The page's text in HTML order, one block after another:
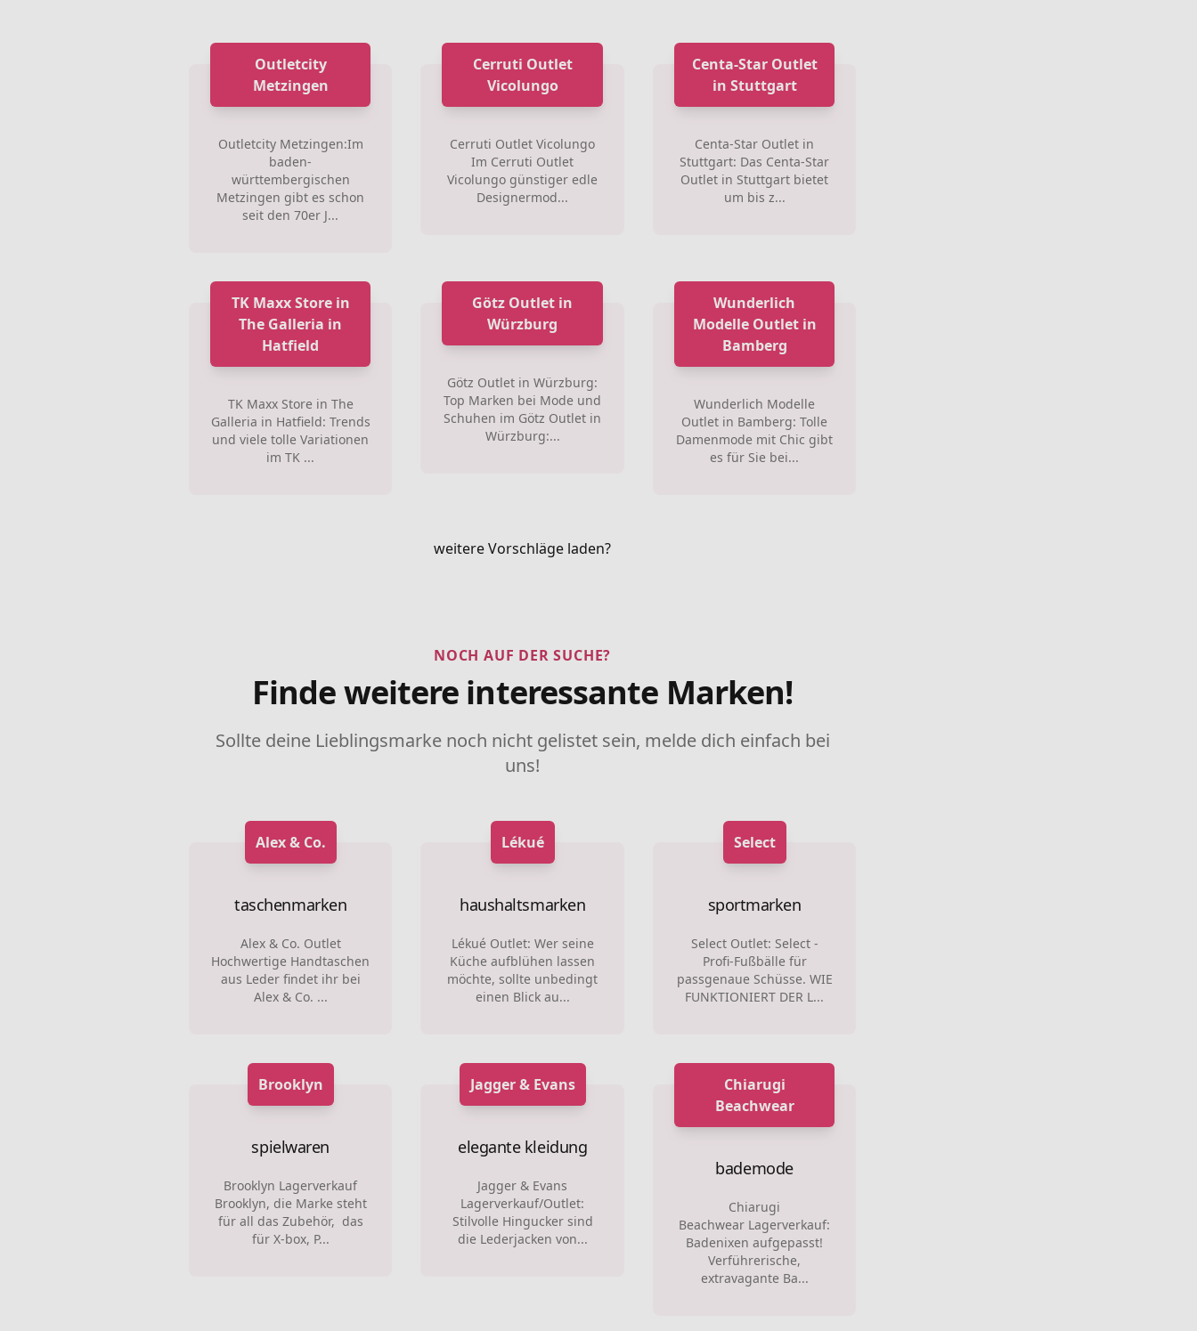
Outletcity
Metzingen
Outletcity Metzingen:Im
baden-
württembergischen
Metzingen gibt es schon
seit den 70er J...
Cerruti Outlet
Vicolungo
Cerruti Outlet Vicolungo
Im Cerruti Outlet
Vicolungo günstiger edle
Designermod...
Centa-Star Outlet
in Stuttgart
Centa-Star Outlet in
Stuttgart: Das Centa-Star
Outlet in Stuttgart bietet
um bis z...
TK Maxx Store in
The Galleria in
Hatfield
TK Maxx Store in The
Galleria in Hatfield: Trends
und viele tolle Variationen
im TK ...
Götz Outlet in
Würzburg
Götz Outlet in Würzburg:
Top Marken bei Mode und
Schuhen im Götz Outlet in
Würzburg:...
Wunderlich
Modelle Outlet in
Bamberg
Wunderlich Modelle
Outlet in Bamberg: Tolle
Damenmode mit Chic gibt
es für Sie bei...
weitere Vorschläge laden?
NOCH AUF DER SUCHE?
Finde weitere interessante Marken!
Sollte deine Lieblingsmarke noch nicht gelistet sein, melde dich einfach bei
uns!
Alex & Co.
taschenmarken
Alex & Co. Outlet
Hochwertige Handtaschen
aus Leder findet ihr bei
Alex & Co. ...
Lékué
haushaltsmarken
Lékué Outlet: Wer seine
Küche aufblühen lassen
möchte, sollte unbedingt
einen Blick au...
Select
sportmarken
Select Outlet: Select -
Profi-Fußbälle für
passgenaue Schüsse. WIE
FUNKTIONIERT DER L...
Brooklyn
spielwaren
Brooklyn Lagerverkauf
Brooklyn, die Marke steht
für all das Zubehör, das
für X-box, P...
Jagger & Evans
elegante kleidung
Jagger & Evans
Lagerverkauf/Outlet:
Stilvolle Hingucker sind
die Lederjacken von...
Chiarugi
Beachwear
bademode
Chiarugi
Beachwear Lagerverkauf:
Badenixen aufgepasst!
Verführerische,
extravagante Ba...